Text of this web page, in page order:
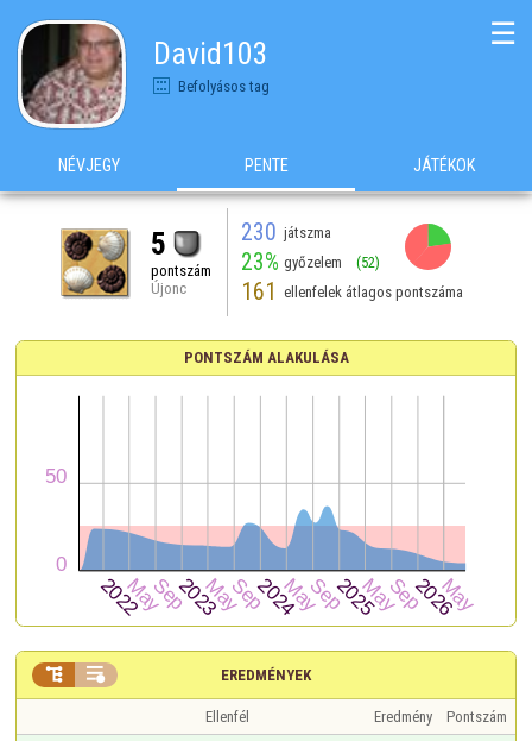
David103
Befolyásos tag
☰
NÉVJEGY PENTE JÁTÉKOK
5
pontszám
Újonc
230 játszma
23% győzelem (52)
161 ellenfelek átlagos pontszáma
PONTSZÁM ALAKULÁSA
EREDMÉNYEK
 
Ellenfél Eredmény
Pontszám